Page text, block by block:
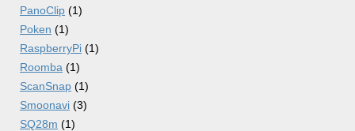
PanoClip (1)
Poken (1)
RaspberryPi (1)
Roomba (1)
ScanSnap (1)
Smoonavi (3)
SQ28m (1)